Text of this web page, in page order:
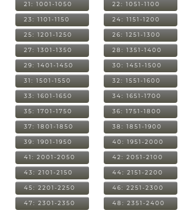
21: 1001-1050 22: 1051-1100
23: 1101-1150 24: 1151-1200
25: 1201-1250 26: 1251-1300
27: 1301-1350 28: 1351-1400
29: 1401-1450 30: 1451-1500
31: 1501-1550 32: 1551-1600
33: 1601-1650 34: 1651-1700
35: 1701-1750 36: 1751-1800
37: 1801-1850 38: 1851-1900
39: 1901-1950 40: 1951-2000
41: 2001-2050 42: 2051-2100
43: 2101-2150 44: 2151-2200
45: 2201-2250 46: 2251-2300
47: 2301-2350 48: 2351-2400